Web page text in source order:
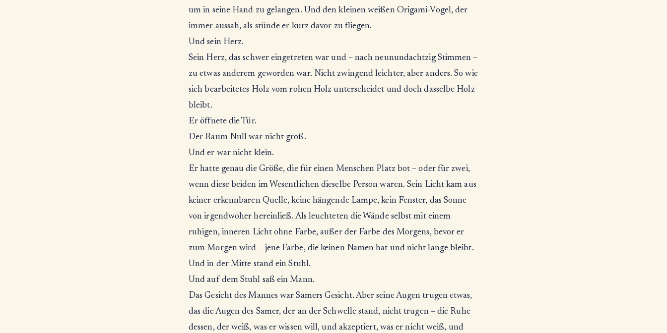
um in seine Hand zu gelangen. Und den kleinen weißen Origami-Vogel, der
immer aussah, als stünde er kurz davor zu fliegen.
Und sein Herz.
Sein Herz, das schwer eingetreten war und – nach neunundachtzig Stimmen –
zu etwas anderem geworden war. Nicht zwingend leichter, aber anders. So wie
sich bearbeitetes Holz vom rohen Holz unterscheidet und doch dasselbe Holz
bleibt.
Er öffnete die Tür.
Der Raum Null war nicht groß.
Und er war nicht klein.
Er hatte genau die Größe, die für einen Menschen Platz bot – oder für zwei,
wenn diese beiden im Wesentlichen dieselbe Person waren. Sein Licht kam aus
keiner erkennbaren Quelle, keine hängende Lampe, kein Fenster, das Sonne
von irgendwoher hereinließ. Als leuchteten die Wände selbst mit einem
ruhigen, inneren Licht ohne Farbe, außer der Farbe des Morgens, bevor er
zum Morgen wird – jene Farbe, die keinen Namen hat und nicht lange bleibt.
Und in der Mitte stand ein Stuhl.
Und auf dem Stuhl saß ein Mann.
Das Gesicht des Mannes war Samers Gesicht. Aber seine Augen trugen etwas,
das die Augen des Samer, der an der Schwelle stand, nicht trugen – die Ruhe
dessen, der weiß, was er wissen will, und akzeptiert, was er nicht weiß, und